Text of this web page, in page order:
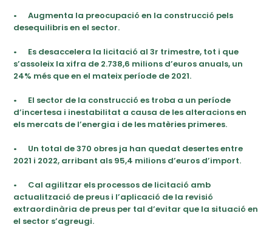
•
Augmenta la preocupació en la construcció pels
desequilibris en el sector.
•
Es desaccelera la licitació al 3r trimestre, tot i que
s’assoleix la xifra de 2.738,6 milions d’euros anuals, un
24% més que en el mateix període de 2021.
•
El sector de la construcció es troba a un període
d’incertesa i inestabilitat a causa de les alteracions en
els mercats de l’energia i de les matèries primeres.
•
Un total de 370 obres ja han quedat desertes entre
2021 i 2022, arribant als 95,4 milions d’euros d’import.
•
Cal agilitzar els processos de licitació amb
actualització de preus i l’aplicació de la revisió
extraordinària de preus per tal d’evitar que la situació en
el sector s’agreugi.